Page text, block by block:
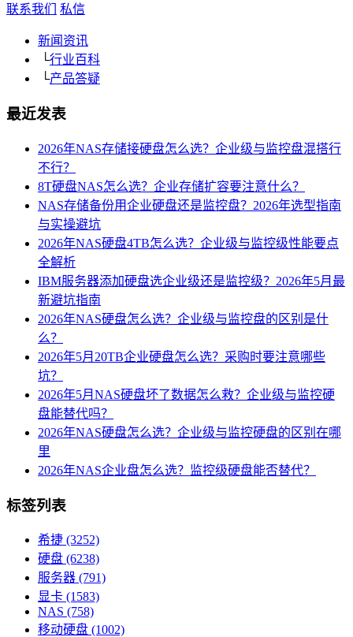
联系我们 私信
新闻资讯
└行业百科
└产品答疑
最近发表
2026年NAS存储接硬盘怎么选？企业级与监控盘混搭行
不行？
8T硬盘NAS怎么选？企业存储扩容要注意什么？
NAS存储备份用企业硬盘还是监控盘？2026年选型指南
与实操避坑
2026年NAS硬盘4TB怎么选？企业级与监控级性能要点
全解析
IBM服务器添加硬盘选企业级还是监控级？2026年5月最
新避坑指南
2026年NAS硬盘怎么选？企业级与监控盘的区别是什
么？
2026年5月20TB企业硬盘怎么选？采购时要注意哪些
坑？
2026年5月NAS硬盘坏了数据怎么救？企业级与监控硬
盘能替代吗？
2026年NAS硬盘怎么选？企业级与监控硬盘的区别在哪
里
2026年NAS企业盘怎么选？监控级硬盘能否替代？
标签列表
希捷 (3252)
硬盘 (6238)
服务器 (791)
显卡 (1583)
NAS (758)
移动硬盘 (1002)